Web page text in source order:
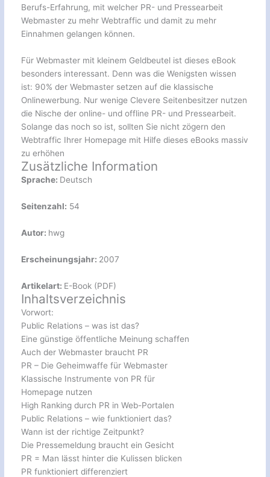
Berufs-Erfahrung, mit welcher PR- und Pressearbeit
Webmaster zu mehr Webtraffic und damit zu mehr
Einnahmen gelangen können.
Für Webmaster mit kleinem Geldbeutel ist dieses eBook
besonders interessant. Denn was die Wenigsten wissen
ist: 90% der Webmaster setzen auf die klassische
Onlinewerbung. Nur wenige Clevere Seitenbesitzer nutzen
die Nische der online- und offline PR- und Pressearbeit.
Solange das noch so ist, sollten Sie nicht zögern den
Webtraffic Ihrer Homepage mit Hilfe dieses eBooks massiv
zu erhöhen
Zusätzliche Information
Sprache: Deutsch
Seitenzahl: 54
Autor: hwg
Erscheinungsjahr: 2007
Artikelart: E-Book (PDF)
Inhaltsverzeichnis
Vorwort:
Public Relations – was ist das?
Eine günstige öffentliche Meinung schaffen
Auch der Webmaster braucht PR
PR – Die Geheimwaffe für Webmaster
Klassische Instrumente von PR für
Homepage nutzen
High Ranking durch PR in Web-Portalen
Public Relations – wie funktioniert das?
Wann ist der richtige Zeitpunkt?
Die Pressemeldung braucht ein Gesicht
PR = Man lässt hinter die Kulissen blicken
PR funktioniert differenziert